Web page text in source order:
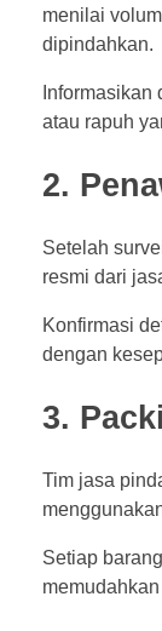
menilai
dipindahkan.
atau rapuh
2.
Setelah
resmi dari
Konfirmasi
dengan
3.
Tim jasa
Setiap